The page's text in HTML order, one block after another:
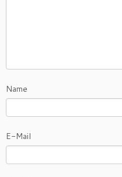
Name
E-Mail